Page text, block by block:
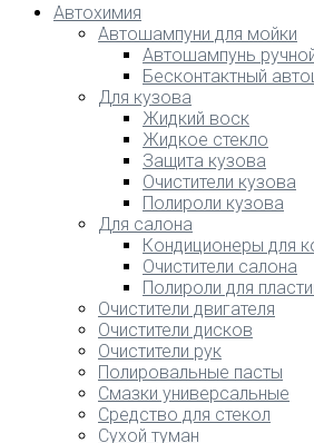
Автохимия
Автошампуни для мойки
Автошампунь
Бесконтактный
Для кузова
Жидкий воск
Жидкое стекло
Защита кузова
Очистители кузова
Полироли кузова
Для салона
Кондиционеры для
Очистители салона
Полироли для
Очистители двигателя
Очистители дисков
Очистители рук
Полировальные пасты
Смазки универсальные
Средство для стекол
Сухой туман